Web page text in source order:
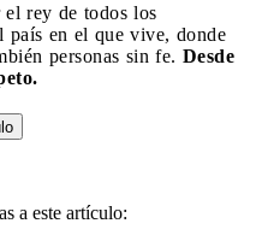
el rey de todos los
país en el que vive, donde
personas sin fe. Desde
a este artículo: